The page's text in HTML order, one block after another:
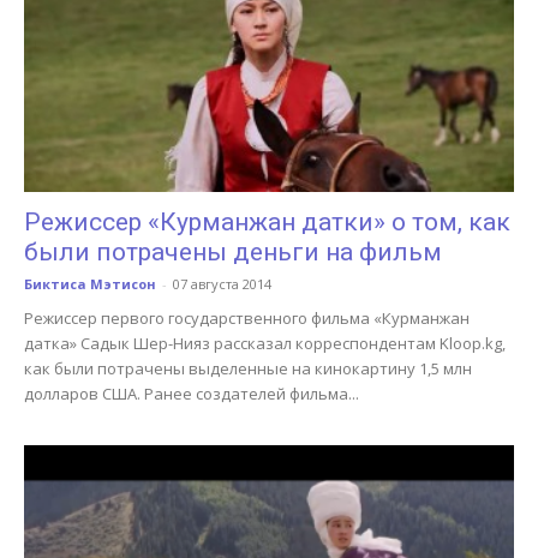
Режиссер «Курманжан датки» о том, как
были потрачены деньги на фильм
Биктиса Мэтисон - 07 августа 2014
Режиссер первого государственного фильма «Курманжан
датка» Садык Шер-Нияз рассказал корреспондентам Kloop.kg,
как были потрачены выделенные на кинокартину 1,5 млн
долларов США. Ранее создателей фильма...